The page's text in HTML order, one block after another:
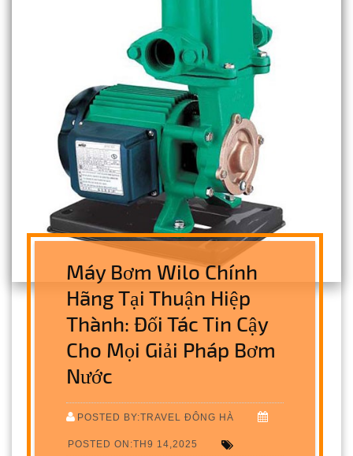
Máy Bơm Wilo Chính
Hãng Tại Thuận Hiệp
Thành: Đối Tác Tin Cậy
Cho Mọi Giải Pháp Bơm
Nước
POSTED BY:TRAVEL ĐÔNG HÀ
POSTED ON:TH9 14,2025